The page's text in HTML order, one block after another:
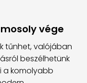
vége
tűnhet, valójában
beszélhetünk
a komolyabb